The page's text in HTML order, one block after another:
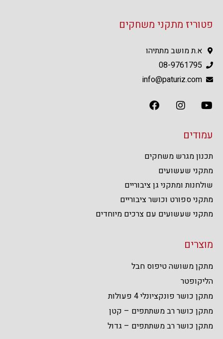
פטוריז מתקני משחקים
א.ת מושב מתתיהו
08-9761795
info@paturiz.com
עמודים
תכנון מגרש משחקים
מתקני שעשועים
שולחנות ומתקני גן ציבוריים
מתקני ספורט וכושר ציבוריים
מתקני שעשועים עם צרכים מיוחדים
מוצרים
מתקן משושה טיפוס חבל
הליקופטר
מתקן כושר פונקציונלי 4 פעולות
מתקן כושר רב משתתפים – קטן
מתקן כושר רב משתתפים – גדול